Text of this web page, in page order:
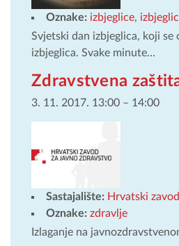
Oznake: izbjeglice,
Svjetski dan izbjeglica, koji
izbjeglica. Svake minute…
Zdravstvena
3. 11. 2017. 13:00 – 14:00
Sastajalište: Hrvatski
Oznake: zdravlje
Izlaganje na